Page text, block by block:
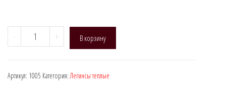
-
Количество
товара
(Термо,
+ В корзину
Артикул: 1005 Категория:Легинсы теплые